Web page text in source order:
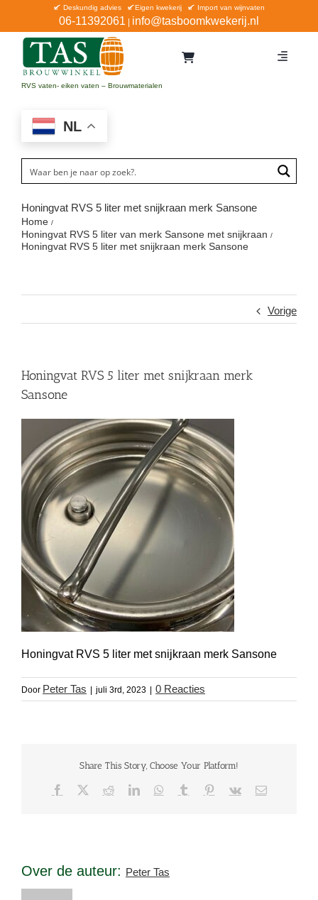
inhoud
06-11392061 info@tasboomkwekerij.nl
Deskundig advies Eigen kwekerij Import van wijnvaten
Toggle
Home
Catalogus
Aanbiedingen
Winkel Waddinxveen
RVS vaten- eiken vaten – Brouwmaterialen
NL
Honingvat RVS 5 liter met snijkraan merk Sansone
Home
Honingvat RVS 5 liter van merk Sansone met snijkraan
Honingvat RVS 5 liter met snijkraan merk Sansone
Vorige
Honingvat RVS 5 liter met snijkraan merk
Sansone
Honingvat RVS 5 liter met snijkraan merk Sansone
Door Peter Tas juli 3rd, 2023 0 Reacties
Share This Story, Choose Your Platform!
Facebook RedditLinkedInWhatsApp
Tumblr Pinterest
Vk
E-
Over de auteur: Peter Tas